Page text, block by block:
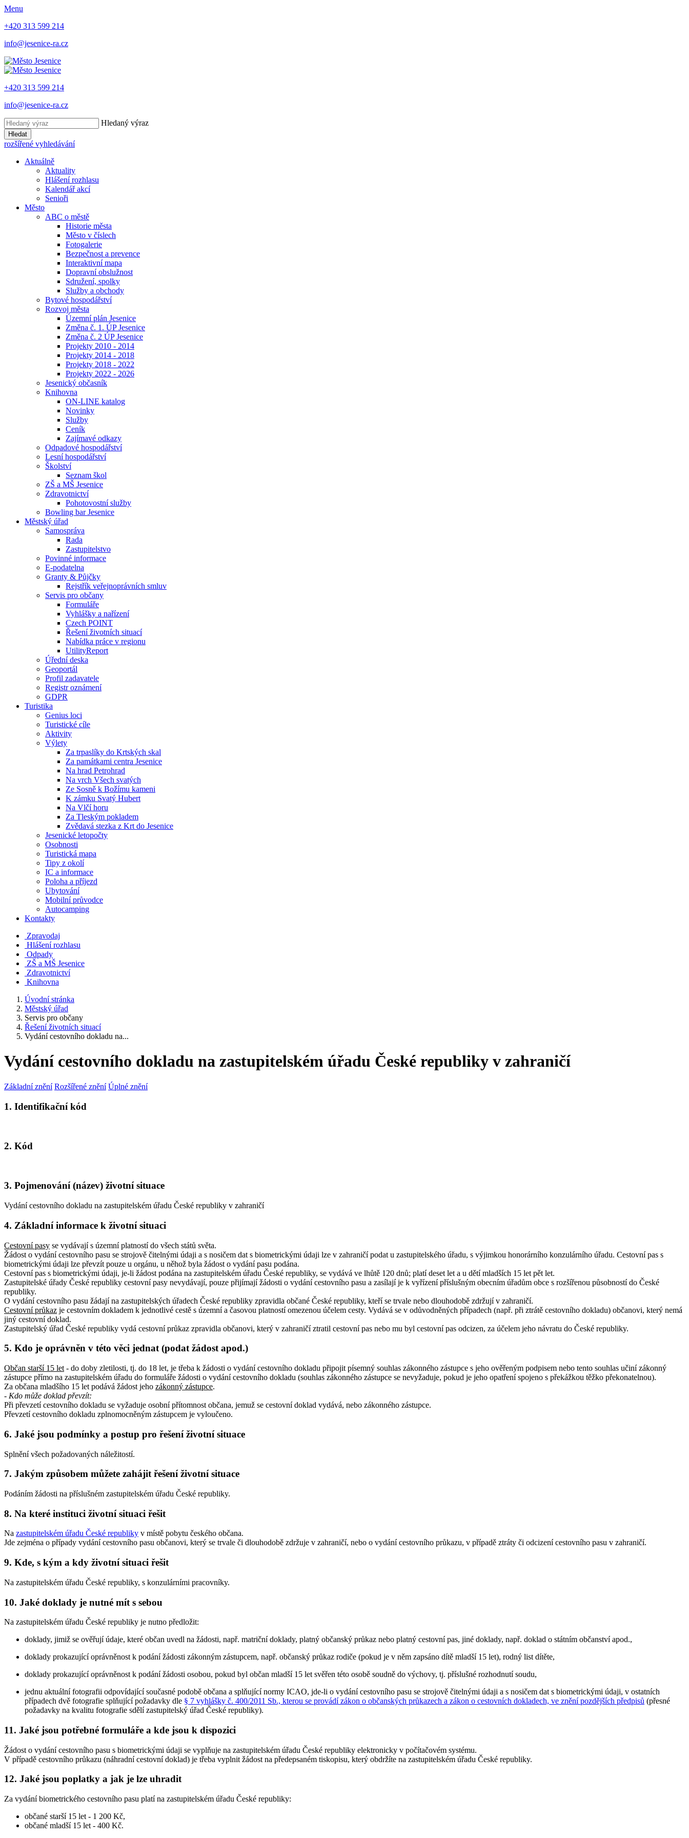
Menu
+420 313 599 214
info@jesenice-ra.cz
+420 313 599 214
info@jesenice-ra.cz
Hledaný výraz
Hledat
rozšířené vyhledávání
Aktuálně
Aktuality
Hlášení rozhlasu
Kalendář akcí
Senioři
Město
ABC o městě
Historie města
Město v číslech
Fotogalerie
Bezpečnost a prevence
Interaktivní mapa
Dopravní obslužnost
Sdružení, spolky
Služby a obchody
Bytové hospodářství
Rozvoj města
Územní plán Jesenice
Změna č. 1. ÚP Jesenice
Změna č. 2 ÚP Jesenice
Projekty 2010 - 2014
Projekty 2014 - 2018
Projekty 2018 - 2022
Projekty 2022 - 2026
Jesenický občasník
Knihovna
ON-LINE katalog
Novinky
Služby
Ceník
Zajímavé odkazy
Odpadové hospodářství
Lesní hospodářství
Školství
Seznam škol
ZŠ a MŠ Jesenice
Zdravotnictví
Pohotovostní služby
Bowling bar Jesenice
Městský úřad
Samospráva
Rada
Zastupitelstvo
Povinné informace
E-podatelna
Granty & Půjčky
Rejstřík veřejnoprávních smluv
Servis pro občany
Formuláře
Vyhlášky a nařízení
Czech POINT
Řešení životních situací
Nabídka práce v regionu
UtilityReport
Úřední deska
Geoportál
Profil zadavatele
Registr oznámení
GDPR
Turistika
Genius loci
Turistické cíle
Aktivity
Výlety
Za trpaslíky do Krtských skal
Za památkami centra Jesenice
Na hrad Petrohrad
Na vrch Všech svatých
Ze Sosně k Božímu kameni
K zámku Svatý Hubert
Na Vlčí horu
Za Tleským pokladem
Zvědavá stezka z Krt do Jesenice
Jesenické letopočty
Osobnosti
Turistická mapa
Tipy z okolí
IC a informace
Poloha a příjezd
Ubytování
Mobilní průvodce
Autocamping
Kontakty
Zpravodaj
Hlášení rozhlasu
Odpady
ZŠ a MŠ Jesenice
Zdravotnictví
Knihovna
Úvodní stránka
Městský úřad
Servis pro občany
Řešení životních situací
Vydání cestovního dokladu na...
Vydání cestovního dokladu na zastupitelském úřadu České republiky v zahraničí
Základní znění Rozšířené znění Úplné znění
1. Identifikační kód
2. Kód
3. Pojmenování (název) životní situace
Vydání cestovního dokladu na zastupitelském úřadu České republiky v zahraničí
4. Základní informace k životní situaci
Cestovní pasy se vydávají s územní platností do všech států světa.
Žádost o vydání cestovního pasu se strojově čitelnými údaji a s nosičem dat s biometrickými údaji lze v zahraničí podat u zastupitelského úřadu, s výjimkou honorárního konzulárního úřadu. Cestovní pas s
biometrickými údaji lze převzít pouze u orgánu, u něhož byla žádost o vydání pasu podána.
Cestovní pas s biometrickými údaji, je-li žádost podána na zastupitelském úřadu České republiky, se vydává ve lhůtě 120 dnů; platí deset let a u dětí mladších 15 let pět let.
Zastupitelské úřady České republiky cestovní pasy nevydávají, pouze přijímají žádosti o vydání cestovního pasu a zasílají je k vyřízení příslušným obecním úřadům obce s rozšířenou působností do České
republiky.
O vydání cestovního pasu žádají na zastupitelských úřadech České republiky zpravidla občané České republiky, kteří se trvale nebo dlouhodobě zdržují v zahraničí.
Cestovní průkaz je cestovním dokladem k jednotlivé cestě s územní a časovou platností omezenou účelem cesty. Vydává se v odůvodněných případech (např. při ztrátě cestovního dokladu) občanovi, který nemá
jiný cestovní doklad.
Zastupitelský úřad České republiky vydá cestovní průkaz zpravidla občanovi, který v zahraničí ztratil cestovní pas nebo mu byl cestovní pas odcizen, za účelem jeho návratu do České republiky.
5. Kdo je oprávněn v této věci jednat (podat žádost apod.)
Občan starší 15 let - do doby zletilosti, tj. do 18 let, je třeba k žádosti o vydání cestovního dokladu připojit písemný souhlas zákonného zástupce s jeho ověřeným podpisem nebo tento souhlas učiní zákonný
zástupce přímo na zastupitelském úřadu do formuláře žádosti o vydání cestovního dokladu (souhlas zákonného zástupce se nevyžaduje, pokud je jeho opatření spojeno s překážkou těžko překonatelnou).
Za občana mladšího 15 let podává žádost jeho zákonný zástupce.
- Kdo může doklad převzít:
Při převzetí cestovního dokladu se vyžaduje osobní přítomnost občana, jemuž se cestovní doklad vydává, nebo zákonného zástupce.
Převzetí cestovního dokladu zplnomocněným zástupcem je vyloučeno.
6. Jaké jsou podmínky a postup pro řešení životní situace
Splnění všech požadovaných náležitostí.
7. Jakým způsobem můžete zahájit řešení životní situace
Podáním žádosti na příslušném zastupitelském úřadu České republiky.
8. Na které instituci životní situaci řešit
Na zastupitelském úřadu České republiky v místě pobytu českého občana.
Jde zejména o případy vydání cestovního pasu občanovi, který se trvale či dlouhodobě zdržuje v zahraničí, nebo o vydání cestovního průkazu, v případě ztráty či odcizení cestovního pasu v zahraničí.
9. Kde, s kým a kdy životní situaci řešit
Na zastupitelském úřadu České republiky, s konzulárními pracovníky.
10. Jaké doklady je nutné mít s sebou
Na zastupitelském úřadu České republiky je nutno předložit:
doklady, jimiž se ověřují údaje, které občan uvedl na žádosti, např. matriční doklady, platný občanský průkaz nebo platný cestovní pas, jiné doklady, např. doklad o státním občanství apod.,
doklady prokazující oprávněnost k podání žádosti zákonným zástupcem, např. občanský průkaz rodiče (pokud je v něm zapsáno dítě mladší 15 let), rodný list dítěte,
doklady prokazující oprávněnost k podání žádosti osobou, pokud byl občan mladší 15 let svěřen této osobě soudně do výchovy, tj. příslušné rozhodnutí soudu,
jednu aktuální fotografii odpovídající současné podobě občana a splňující normy ICAO, jde-li o vydání cestovního pasu se strojově čitelnými údaji a s nosičem dat s biometrickými údaji, v ostatních
případech dvě fotografie splňující požadavky dle § 7 vyhlášky č. 400/2011 Sb., kterou se provádí zákon o občanských průkazech a zákon o cestovních dokladech, ve znění pozdějších předpisů (přesné
požadavky na kvalitu fotografie sdělí zastupitelský úřad České republiky).
11. Jaké jsou potřebné formuláře a kde jsou k dispozici
Žádost o vydání cestovního pasu s biometrickými údaji se vyplňuje na zastupitelském úřadu České republiky elektronicky v počítačovém systému.
V případě cestovního průkazu (náhradní cestovní doklad) je třeba vyplnit žádost na předepsaném tiskopisu, který obdržíte na zastupitelském úřadu České republiky.
12. Jaké jsou poplatky a jak je lze uhradit
Za vydání biometrického cestovního pasu platí na zastupitelském úřadu České republiky:
občané starší 15 let - 1 200 Kč,
občané mladší 15 let - 400 Kč.